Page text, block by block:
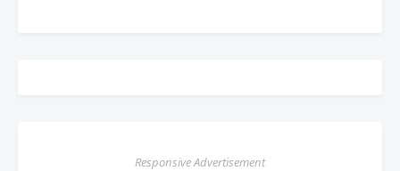
Responsive Advertisement